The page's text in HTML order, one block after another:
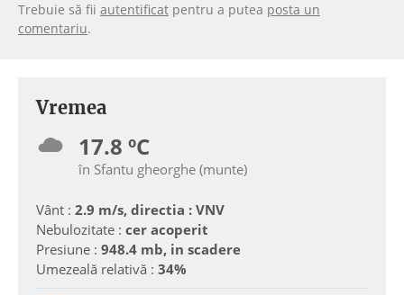
Trebuie să fii autentificat pentru a putea posta un
comentariu.
Vremea
17.8 ºC
în Sfantu gheorghe (munte)
Vânt : 2.9 m/s, directia : VNV
Nebulozitate : cer acoperit
Presiune : 948.4 mb, in scadere
Umezeală relativă : 34%